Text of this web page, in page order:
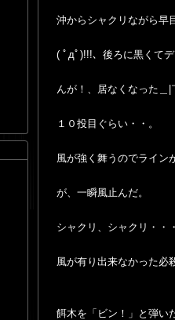
沖からシャクリながら早
( ﾟдﾟ)!!!、後ろに黒くてデ
んが！、居なくなった＿|
１０投目ぐらい・・。
風が強く舞うのでライン
が、一瞬風止んだ。
シャクリ、シャクリ・・
風が有り出来なかった必
餌木を「ビン！」と弾い